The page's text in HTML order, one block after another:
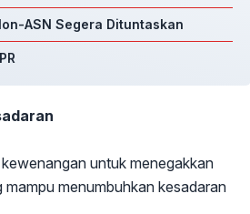
ASN Segera Dituntaskan
untuk menegakkan
menumbuhkan kesadaran